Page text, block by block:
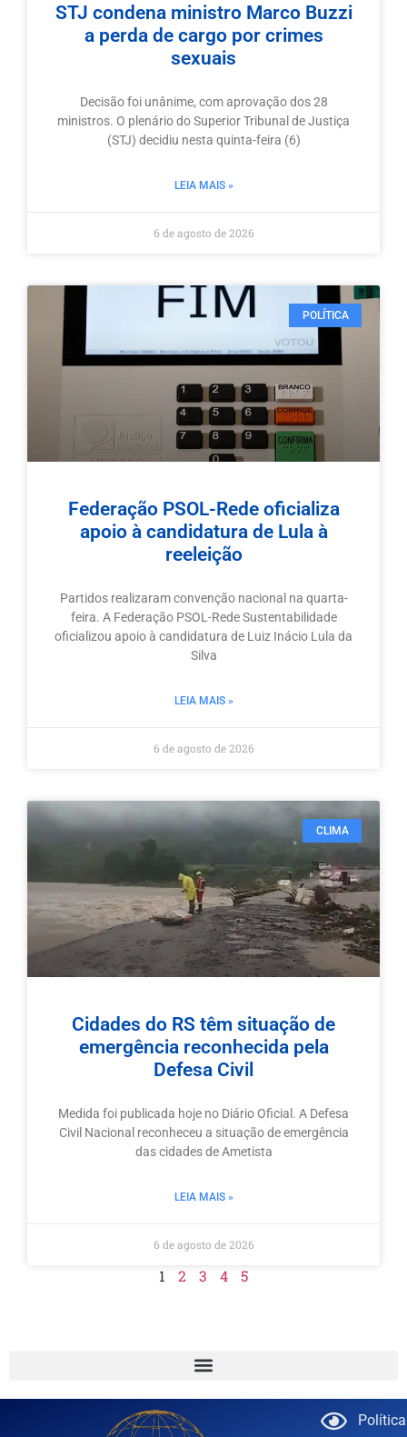
STJ condena ministro Marco Buzzi
a perda de cargo por crimes
sexuais
Decisão foi unânime, com aprovação dos 28
ministros. O plenário do Superior Tribunal de Justiça
(STJ) decidiu nesta quinta-feira (6)
LEIA MAIS »
6 de agosto de 2026
POLÍTICA
Federação PSOL-Rede oficializa
apoio à candidatura de Lula à
reeleição
Partidos realizaram convenção nacional na quarta-
feira. A Federação PSOL-Rede Sustentabilidade
oficializou apoio à candidatura de Luiz Inácio Lula da
Silva
LEIA MAIS »
6 de agosto de 2026
CLIMA
Cidades do RS têm situação de
emergência reconhecida pela
Defesa Civil
Medida foi publicada hoje no Diário Oficial. A Defesa
Civil Nacional reconheceu a situação de emergência
das cidades de Ametista
LEIA MAIS »
6 de agosto de 2026
1 2 3 4 5